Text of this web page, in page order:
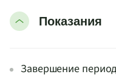
Показания
Завершение